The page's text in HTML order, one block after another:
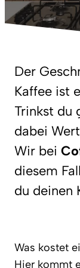
Der
Kaffee ist
Trinkst du
dabei
Wir bei
diesem
du deinen
Was kostet
Hier kommt